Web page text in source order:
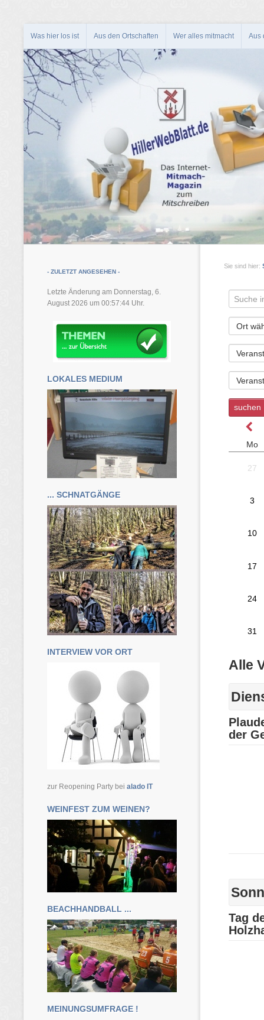
Was hier los ist Aus den Ortschaften Wer alles mitmacht Aus
- ZULETZT ANGESEHEN -
Letzte Änderung am Donnerstag, 6.
August 2026 um 00:57:44 Uhr.
LOKALES MEDIUM
... SCHNATGÄNGE
INTERVIEW VOR ORT
zur Reopening Party bei alado IT
WEINFEST ZUM WEINEN?
BEACHHANDBALL ...
MEINUNGSUMFRAGE !
Sie sind hier: